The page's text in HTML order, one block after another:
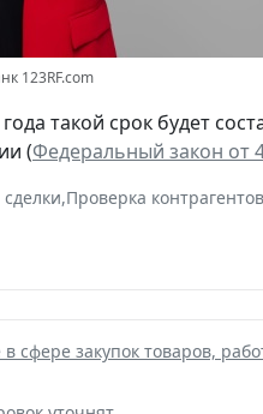
123RF.com
такой срок будет
(Федеральный закон от
,Проверка контрагентов
сфере закупок товаров,